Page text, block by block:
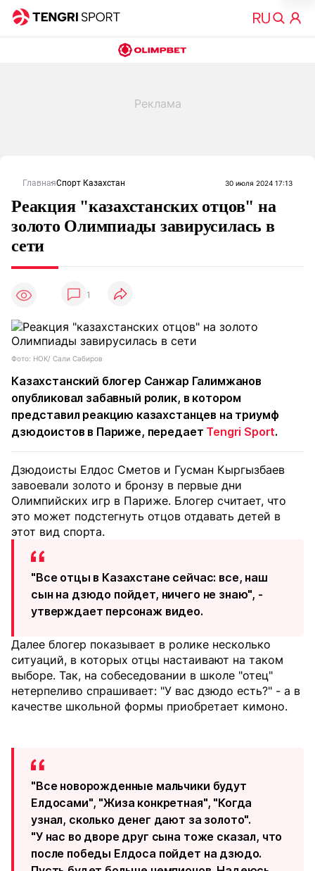
ГлавнаяСпорт Казахстан 30 июля 2024 17:13
Реакция "казахстанских отцов" на
золото Олимпиады завирусилась в
сети
1
Фото: НОК/ Сали Сабиров
Казахстанский блогер Санжар Галимжанов
опубликовал забавный ролик, в котором
представил реакцию казахстанцев на триумф
дзюдоистов в Париже, передает Tengri Sport.
Дзюдоисты Елдос Сметов и Гусман Кыргызбаев
завоевали золото и бронзу в первые дни
Олимпийских игр в Париже. Блогер считает, что
это может подстегнуть отцов отдавать детей в
этот вид спорта.
"Все отцы в Казахстане сейчас: все, наш
сын на дзюдо пойдет, ничего не знаю", -
утверждает персонаж видео.
Далее блогер показывает в ролике несколько
ситуаций, в которых отцы настаивают на таком
выборе. Так, на собеседовании в школе "отец"
нетерпеливо спрашивает: "У вас дзюдо есть?" - а в
качестве школьной формы приобретает кимоно.
"Все новорожденные мальчики будут
Елдосами", "Жиза конкретная", "Когда
узнал, сколько денег дают за золото".
"У нас во дворе друг сына тоже сказал, что
после победы Елдоса пойдет на дзюдо.